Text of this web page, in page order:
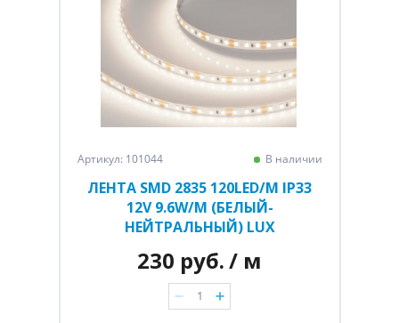
Артикул: 101044 В наличии
ЛЕНТА SMD 2835 120LED/M IP33
12V 9.6W/M (БЕЛЫЙ-
НЕЙТРАЛЬНЫЙ) LUX
230 руб./ м